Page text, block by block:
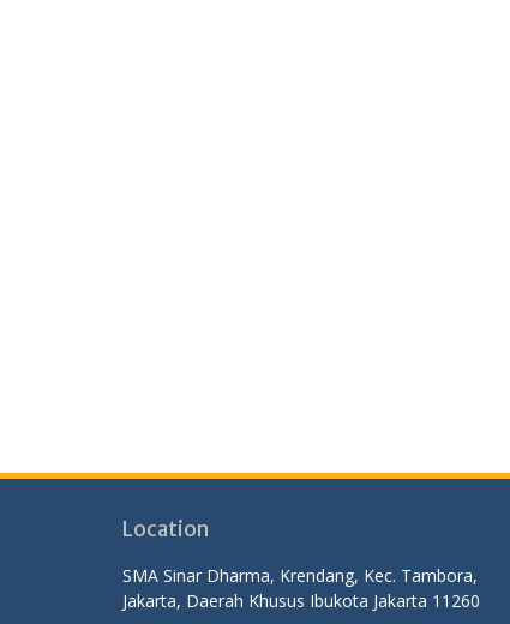
Location
SMA Sinar Dharma, Krendang, Kec. Tambora,
Jakarta, Daerah Khusus Ibukota Jakarta 11260